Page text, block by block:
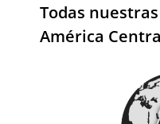
Todas
América